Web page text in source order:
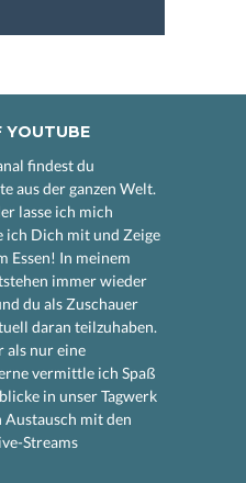
YOUTUBE
findest du
aus der ganzen Welt.
lasse ich mich
ich Dich mit und Zeige
Essen! In meinem
immer wieder
du als Zuschauer
daran teilzuhaben.
als nur eine
vermittle ich Spaß
in unser Tagwerk
mit den
Streams